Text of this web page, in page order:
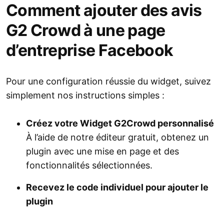
Comment ajouter des avis
G2 Crowd à une page
d’entreprise Facebook
Pour une configuration réussie du widget, suivez
simplement nos instructions simples :
Créez votre Widget G2Crowd personnalisé
À l’aide de notre éditeur gratuit, obtenez un
plugin avec une mise en page et des
fonctionnalités sélectionnées.
Recevez le code individuel pour ajouter le
plugin